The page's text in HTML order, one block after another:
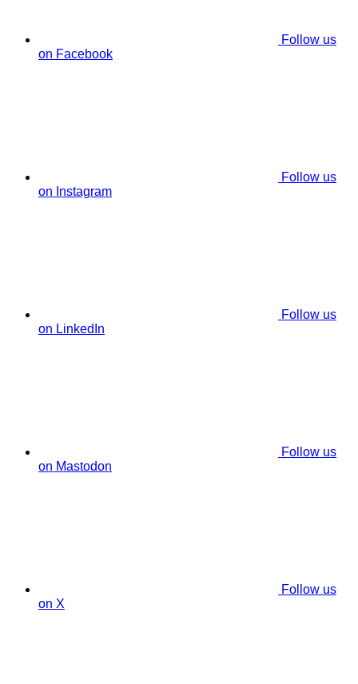
Follow us
on Facebook
Follow us
on Instagram
Follow us
on LinkedIn
Follow us
on Mastodon
Follow us
on X